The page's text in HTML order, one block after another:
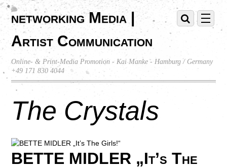
networking Media |
Artist Communication
Online- & Print-Media Promotion - Kai Manke - Hamburg / Germany
+49 171 830 4044
The Crystals
BETTE MIDLER „It’s The